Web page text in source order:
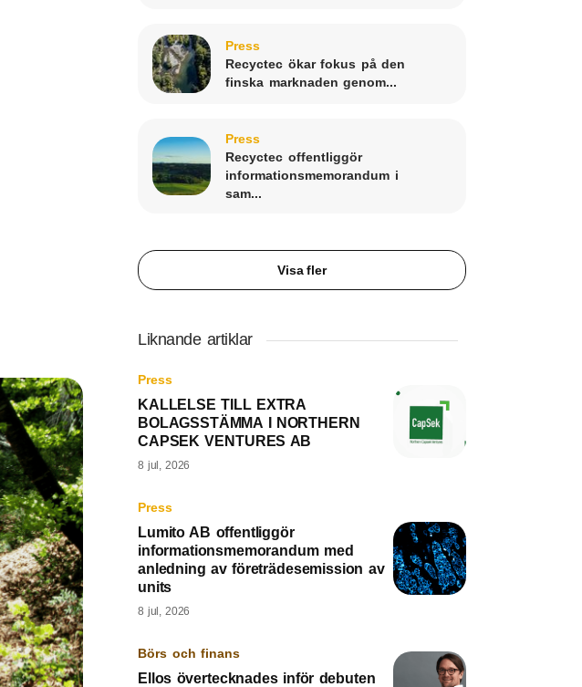
Press
Recyctec ökar fokus på den
finska marknaden genom...
Press
Recyctec offentliggör
informationsmemorandum i
sam...
Visa fler
Liknande artiklar
Press
KALLELSE TILL EXTRA
BOLAGSSTÄMMA I NORTHERN
CAPSEK VENTURES AB
8 jul, 2026
Press
Lumito AB offentliggör
informationsmemorandum med
anledning av företrädesemission av
units
8 jul, 2026
Börs och finans
Ellos övertecknades inför debuten